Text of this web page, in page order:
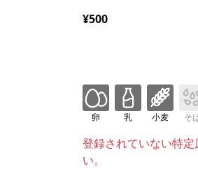
¥500
卵 乳 小麦 そ
登録されていない特
い。